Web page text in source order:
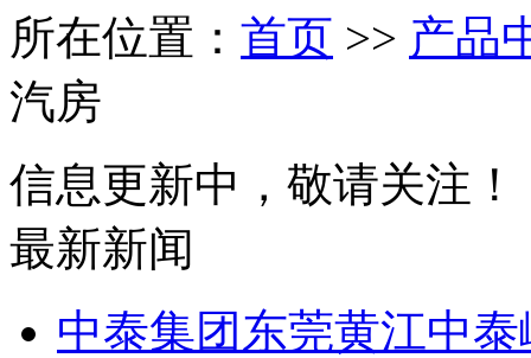
所在位置： 首页 >> 产品
汽房
信息更新中，敬请关注！
最新新闻
中泰集团东莞黄江中